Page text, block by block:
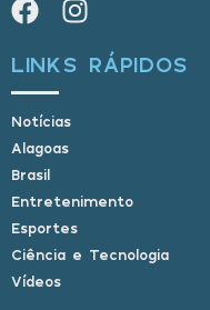
LINKS RÁPIDOS
Notícias
Alagoas
Brasil
Entretenimento
Esportes
Ciência e Tecnologia
Vídeos